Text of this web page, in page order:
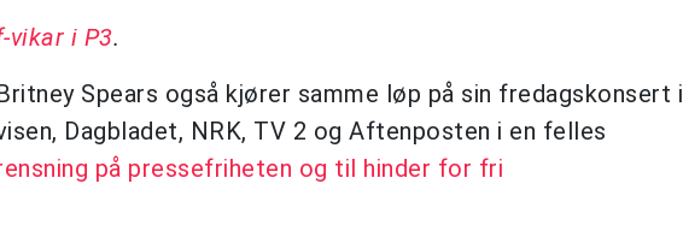
vikar i P3.
Spears også kjører samme løp på sin fredagskonsert i
Dagbladet, NRK, TV 2 og Aftenposten i en felles
på pressefriheten og til hinder for fri